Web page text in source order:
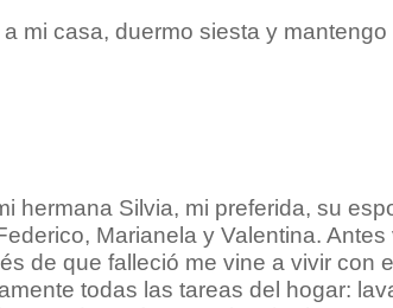
mi casa, duermo siesta y mantengo
hermana Silvia, mi preferida, su
Marianela y Valentina. Antes
de que falleció me vine a vivir con
todas las tareas del hogar: